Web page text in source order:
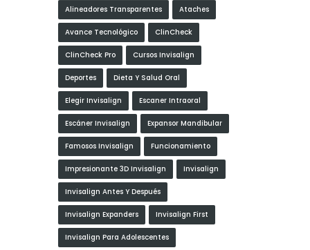
Alineadores Transparentes Ataches
Avance Tecnológico ClinCheck
ClinCheck Pro Cursos Invisalign
Deportes Dieta Y Salud Oral
Elegir Invisalign Escaner Intraoral
Escáner Invisalign Expansor Mandibular
Famosos Invisalign Funcionamiento
Impresionante 3D Invisalign Invisalign
Invisalign Antes Y Después
Invisalign Expanders Invisalign First
Invisalign Para Adolescentes